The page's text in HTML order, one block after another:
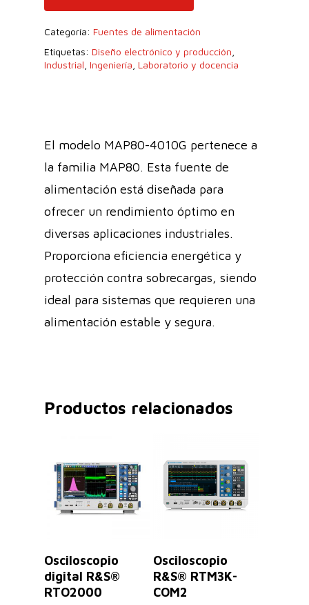
Categoría: Fuentes de alimentación
Etiquetas: Diseño electrónico y producción
Industrial Ingeniería Laboratorio y docencia
El modelo MAP80-4010G pertenece a
la familia MAP80. Esta fuente de
alimentación está diseñada para
ofrecer un rendimiento óptimo en
diversas aplicaciones industriales.
Proporciona eficiencia energética y
protección contra sobrecargas, siendo
ideal para sistemas que requieren una
alimentación estable y segura.
Productos relacionados
Seleccionar
Opciones
Osciloscopio
digital R&S®
RTO2000
Leer Más
Osciloscopio
R&S® RTM3K-
COM2